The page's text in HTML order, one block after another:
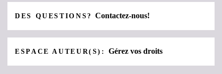
DES QUESTIONS?Contactez-nous!
ESPACE AUTEUR(S):Gérez vos droits